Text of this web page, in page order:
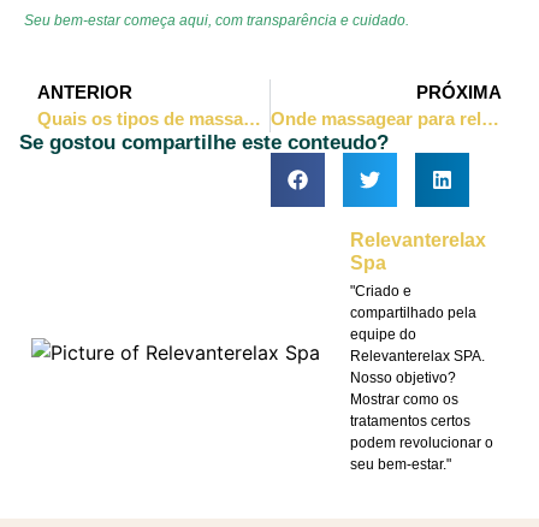
Seu bem-estar começa aqui, com transparência e cuidado.
ANTERIOR
Quais os tipos de massagens mais comuns nos dias de hoje?
PRÓXIMA
Onde massagear para relaxar os pés?
Se gostou compartilhe este conteudo?
Relevanterelax
Spa
"Criado e
compartilhado pela
equipe do
Relevanterelax SPA.
Nosso objetivo?
Mostrar como os
tratamentos certos
podem revolucionar o
seu bem-estar."